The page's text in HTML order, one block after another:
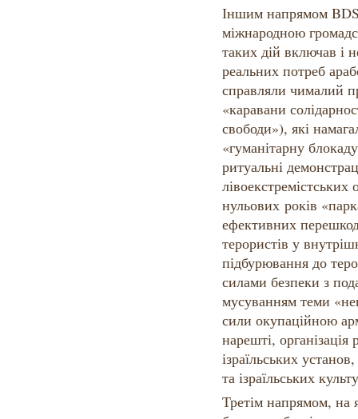
Іншим напрямом BDS
міжнародною
таких дій включав і
реальних потреб
справляли чималий
«каравани
свободи»), які
«гуманітарну
ритуальні
лівоекстремістських
нульових років
ефективних
терористів у
підбурювання до
силами безпеки з
мусуванням теми
сили окупаційною
нарешті,
ізраїльських
та ізраїльських
Третім напрямом, на